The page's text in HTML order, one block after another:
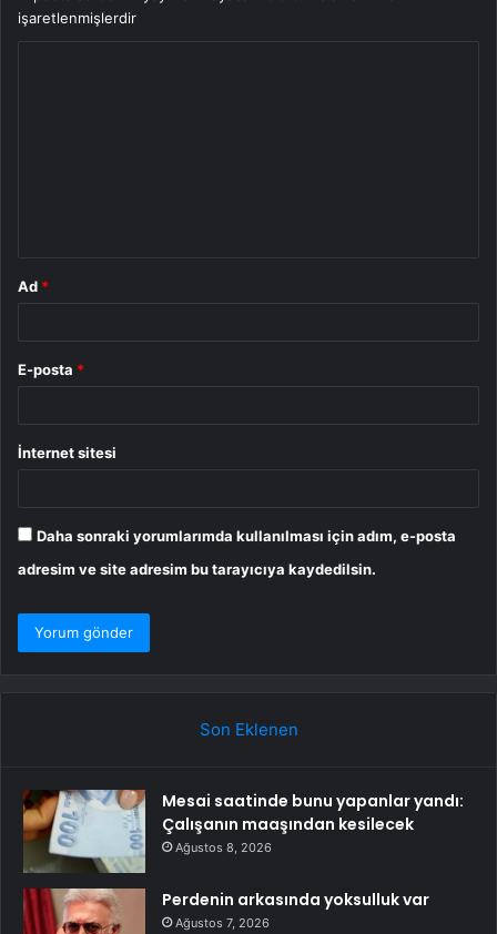
işaretlenmişlerdir
Ad *
E-posta *
İnternet sitesi
Daha sonraki yorumlarımda kullanılması için adım, e-posta
adresim ve site adresim bu tarayıcıya kaydedilsin.
Son Eklenen
Mesai saatinde bunu yapanlar yandı:
Çalışanın maaşından kesilecek
Ağustos 8, 2026
Perdenin arkasında yoksulluk var
Ağustos 7, 2026